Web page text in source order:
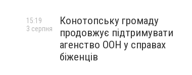
Конотопську громаду
продовжує підтримувати
агенство ООН у справах
біженців
15:19
3 серпня